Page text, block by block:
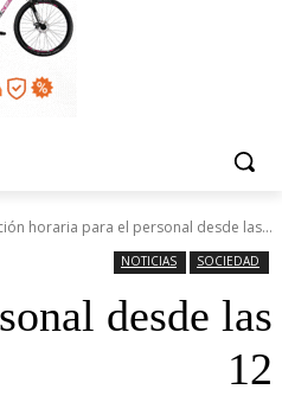
horaria para el personal desde las...
NOTICIAS SOCIEDAD
desde las
12